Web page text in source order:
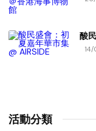
酸
活動分類